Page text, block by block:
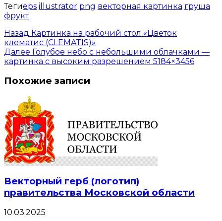
Тегиeps illustrator png векторная картинка груша
фрукт
Назад Картинка на рабочий стол «Цветок
клематис (CLEMATIS)»
Далее Голубое небо с небольшими облачками —
картинка с высоким разрешением 5184×3456
Похожие записи
Векторный герб (логотип)
правительства Московской области
10.03.2025